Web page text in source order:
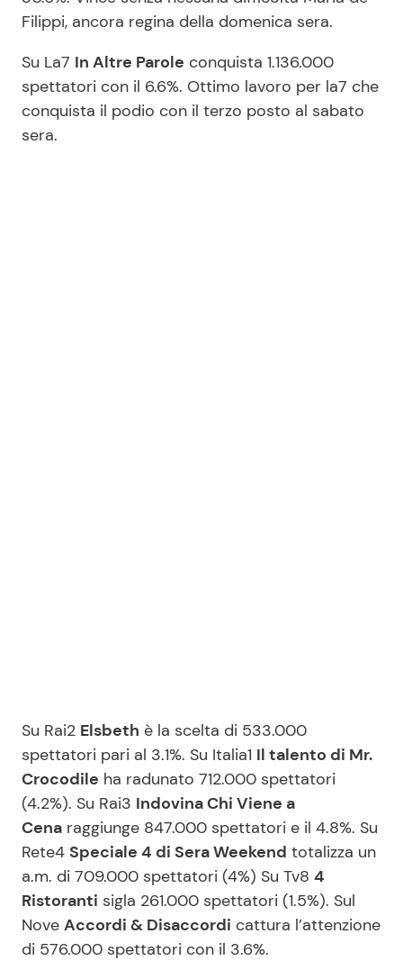
Filippi, ancora regina della domenica sera.
Su La7 In Altre Parole conquista 1.136.000
spettatori con il 6.6%. Ottimo lavoro per la7 che
conquista il podio con il terzo posto al sabato
sera.
Su Rai2 Elsbeth è la scelta di 533.000
spettatori pari al 3.1%. Su Italia1 Il talento di Mr.
Crocodile ha radunato 712.000 spettatori
(4.2%). Su Rai3 Indovina Chi Viene a
Cena raggiunge 847.000 spettatori e il 4.8%. Su
Rete4 Speciale 4 di Sera Weekend totalizza un
a.m. di 709.000 spettatori (4%) Su Tv8 4
Ristoranti sigla 261.000 spettatori (1.5%). Sul
Nove Accordi & Disaccordi cattura l’attenzione
di 576.000 spettatori con il 3.6%.